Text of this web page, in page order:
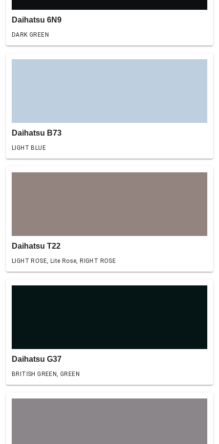
Daihatsu 6N9
DARK GREEN
Daihatsu B73
LIGHT BLUE
Daihatsu T22
LIGHT ROSE, Lite Rose, RIGHT ROSE
Daihatsu G37
BRITISH GREEN, GREEN